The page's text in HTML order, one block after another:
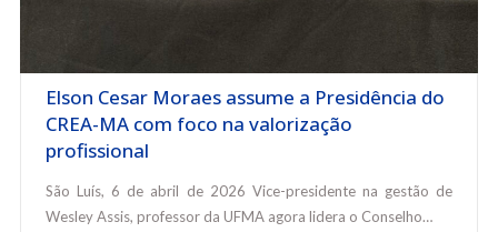
Elson Cesar Moraes assume a Presidência do
CREA-MA com foco na valorização
profissional
São Luís, 6 de abril de 2026 Vice-presidente na gestão de
Wesley Assis, professor da UFMA agora lidera o Conselho…